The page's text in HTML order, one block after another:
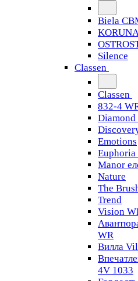
Biela
Silence
Classen
Classen
832-4
Diamond
Emotions
Euphoria
Manor
Nature
The
Trend
Vision
WR
Вилла
4V 1033